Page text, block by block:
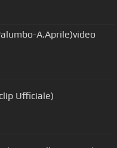
A.Aprile)video
Ufficiale)